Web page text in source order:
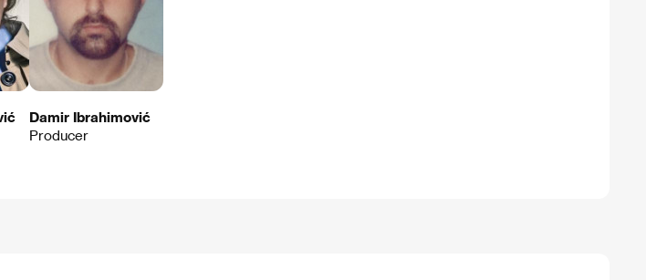
Damir Ibrahimović
Producer